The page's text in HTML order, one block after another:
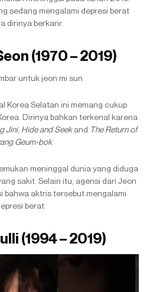
sedang mengalami depresi berat
dirinya berkarir.
(1970 – 2019)
Korea Selatan ini memang cukup
Dirinya bahkan terkenal karena
Jini, Hide and Seekand The Return of
Geum-bok.
meninggal dunia yang diduga
sakit. Selain itu, agensi dari Jeon
bahwa aktris tersebut mengalami
berat.
(1994 – 2019)